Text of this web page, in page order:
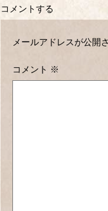
コメントする
メールアドレスが公開
コメント ※